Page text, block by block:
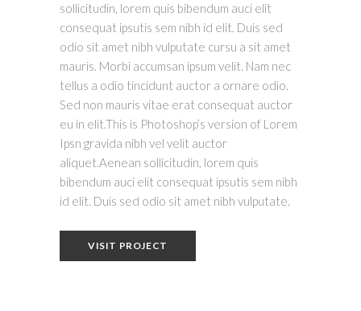
sollicitudin, lorem quis bibendum auci elit
consequat ipsutis sem nibh id elit. Duis sed
odio sit amet nibh vulputate cursu a sit amet
mauris. Morbi accumsan ipsum velit. Nam nec
tellus a odio tincidunt auctor a ornare odio.
Sed non mauris vitae erat consequat auctor
eu in elit.This is Photoshop’s version of Lorem
Ipsn gravida nibh vel velit auctor
aliquet.Aenean sollicitudin, lorem quis
bibendum auci elit consequat ipsutis sem nibh
id elit. Duis sed odio sit amet nibh vulputate.
VISIT PROJECT